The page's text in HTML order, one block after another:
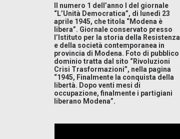
Il numero 1 dell’anno I del giornale
“L’Unità Democratica”, di lunedì 23
aprile 1945, che titola “Modena è
libera”. Giornale conservato presso
l’Istituto per la storia della Resistenza
e della società contemporanea in
provincia di Modena. Foto di pubblico
dominio tratta dal sito “Rivoluzioni
Crisi Trasformazioni”, nella pagina
“1945, Finalmente la conquista della
libertà. Dopo venti mesi di
occupazione, finalmente i partigiani
liberano Modena”.